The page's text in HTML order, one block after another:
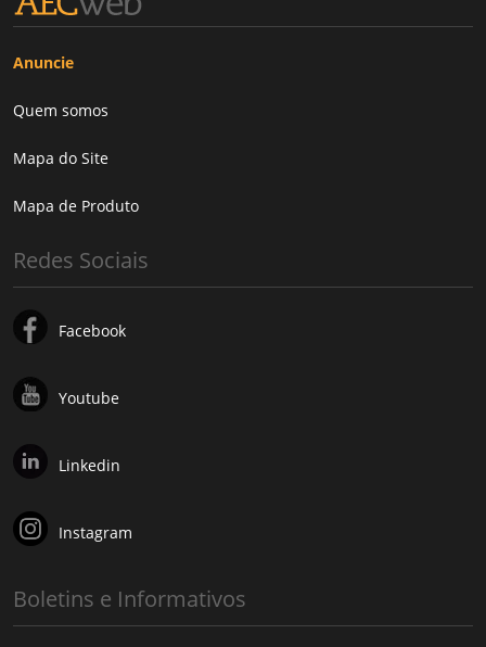
Anuncie
Quem somos
Mapa do Site
Mapa de Produto
Redes Sociais
Facebook
Youtube
Linkedin
Instagram
Boletins e Informativos